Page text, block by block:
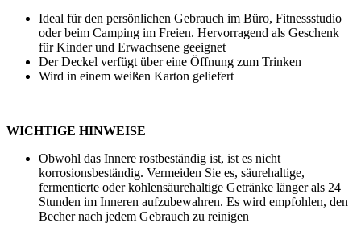
Ideal für den persönlichen Gebrauch im Büro, Fitnessstudio
oder beim Camping im Freien. Hervorragend als Geschenk
für Kinder und Erwachsene geeignet
Der Deckel verfügt über eine Öffnung zum Trinken
Wird in einem weißen Karton geliefert
WICHTIGE HINWEISE
Obwohl das Innere rostbeständig ist, ist es nicht
korrosionsbeständig. Vermeiden Sie es, säurehaltige,
fermentierte oder kohlensäurehaltige Getränke länger als 24
Stunden im Inneren aufzubewahren. Es wird empfohlen, den
Becher nach jedem Gebrauch zu reinigen